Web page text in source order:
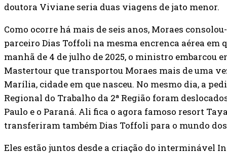
doutora Viviane seria duas viagens de jato menor.
Como ocorre há mais de seis anos, Moraes
parceiro Dias Toffoli na mesma encrenca aérea em
manhã de 4 de julho de 2025, o ministro embarcou
Mastertour que transportou Moraes mais de uma
Marília, cidade em que nasceu. No mesmo dia, a
Regional do Trabalho da 2ª Região foram
Paulo e o Paraná. Ali fica o agora famoso resort
transferiram também Dias Toffoli para o mundo
Eles estão juntos desde a criação do interminável